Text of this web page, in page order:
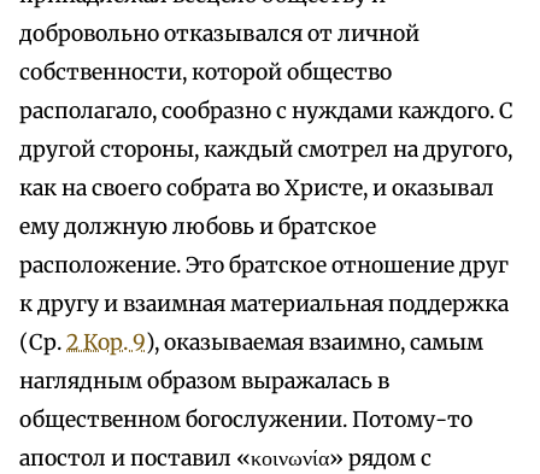
добровольно отказывался от личной
собственности, которой общество
располагало, сообразно с нуждами каждого. С
другой стороны, каждый смотрел на другого,
как на своего собрата во Христе, и оказывал
ему должную любовь и братское
расположение. Это братское отношение друг
к другу и взаимная материальная поддержка
(Ср.2 Кор. 9), оказываемая взаимно, самым
наглядным образом выражалась в
общественном богослужении. Потому-то
апостол и поставил «κοινωνία» рядом с